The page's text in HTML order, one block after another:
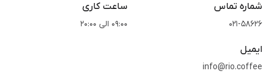
شماره تماس
021-58626
ساعت کاری
09:00 الی 20:00
ایمیل
info@rio.coffee